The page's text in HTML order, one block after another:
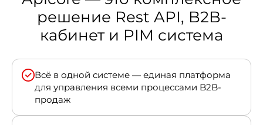
решение Rest API, B2B-
кабинет и PIM система
Всё в одной системе — единая платформа
для управления всеми процессами B2B-
продаж